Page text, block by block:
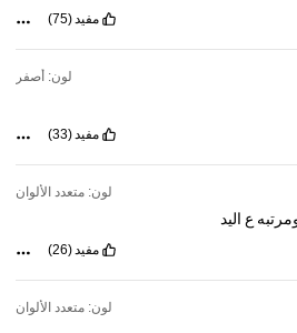
مفيد(75)
لون: أصفر
مفيد(33)
لون: متعدد الألوان
ع اليد
مفيد(26)
لون: متعدد الألوان